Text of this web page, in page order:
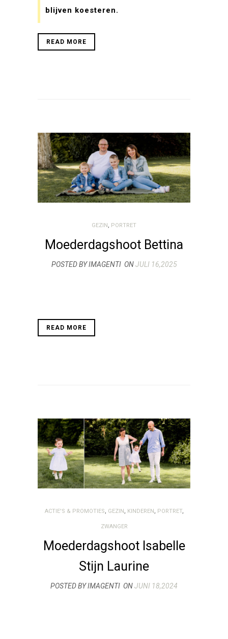
blijven koesteren.
READ MORE
GEZIN, PORTRET
Moederdagshoot Bettina
POSTED BY IMAGENTI ONJULI 16,2025
READ MORE
ACTIE'S & PROMOTIES, GEZIN , KINDEREN , PORTRET,
ZWANGER
Moederdagshoot Isabelle
Stijn Laurine
POSTED BY IMAGENTI ONJUNI 18,2024